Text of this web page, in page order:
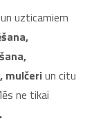
uzticamiem
mulčeriun citu
ne tikai